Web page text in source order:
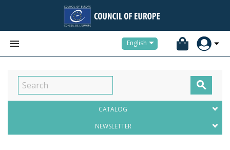
 English

CATALOG
NEWSLETTER